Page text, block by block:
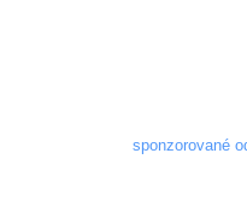
sponzorované